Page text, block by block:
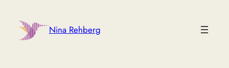
Inhalt
springen
Nina Rehberg